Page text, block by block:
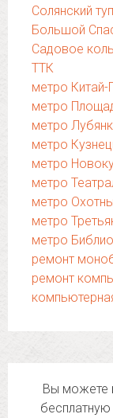
Солянский
Большой
Садовое
ТТК
метро Китай-
метро
метро
метро
метро
метро
метро
метро
метро
ремонт
ремонт
Вы можете